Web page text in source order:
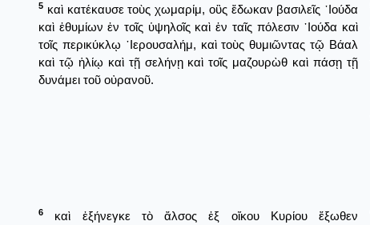
5 καὶ κατέκαυσε τοὺς χωμαρίμ, οὓς ἔδωκαν βασιλεῖς ᾿Ιούδα
καὶ ἐθυμίων ἐν τοῖς ὑψηλοῖς καὶ ἐν ταῖς πόλεσιν ᾿Ιούδα καὶ
τοῖς περικύκλῳ ῾Ιερουσαλήμ, καὶ τοὺς θυμιῶντας τῷ Βάαλ
καὶ τῷ ἡλίῳ καὶ τῇ σελήνῃ καὶ τοῖς μαζουρὼθ καὶ πάσῃ τῇ
δυνάμει τοῦ οὐρανοῦ.
6
καὶ ἐξήνεγκε τὸ ἄλσος ἐξ οἴκου Κυρίου ἔξωθεν